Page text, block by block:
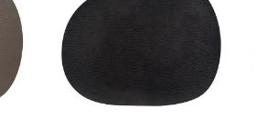
- Thon Senter Sandvika
7, 1338 Sandvika
09-19